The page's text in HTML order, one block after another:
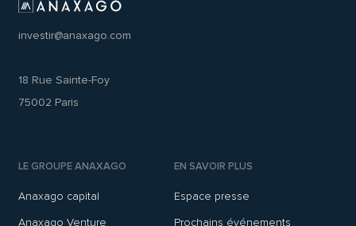
investir@anaxago.com
18 Rue Sainte-Foy
75002 Paris
LE GROUPE ANAXAGO
Anaxago capital
Anaxago Venture
EN SAVOIR PLUS
Espace presse
Prochains événements